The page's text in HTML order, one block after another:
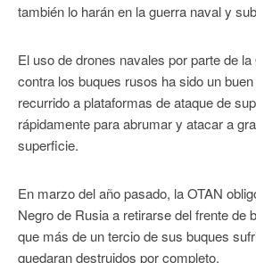
también lo harán en la guerra naval y
El uso de drones navales por parte de
contra los buques rusos ha sido un
recurrido a plataformas de ataque de
rápidamente para abrumar y atacar a
superficie.
En marzo del año pasado, la OTAN
Negro de Rusia a retirarse del frente de
que más de un tercio de sus buques
quedaran destruidos por completo.